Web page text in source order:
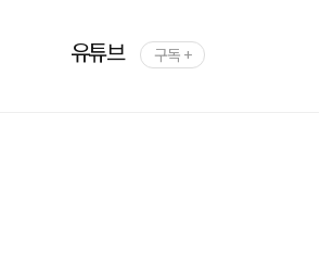
유튜브 구독 +